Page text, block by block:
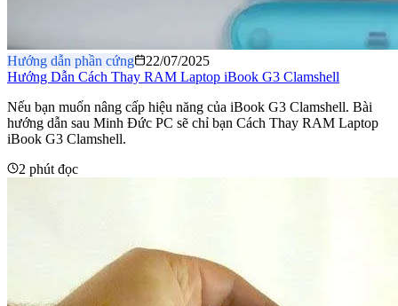
Hướng dẫn phần cứng
22/07/2025
Hướng Dẫn Cách Thay RAM Laptop iBook G3 Clamshell
Nếu bạn muốn nâng cấp hiệu năng của iBook G3 Clamshell. Bài
hướng dẫn sau Minh Đức PC sẽ chỉ bạn Cách Thay RAM Laptop
iBook G3 Clamshell.
2 phút đọc